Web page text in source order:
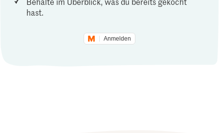
hast.
Anmelden